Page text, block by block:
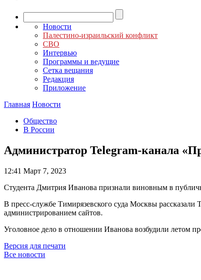
Новости
Палестино-израильский конфликт
СВО
Интервью
Программы и ведущие
Сетка вещания
Редакция
Приложение
Главная Новости
Общество
В России
Администратор Telegram-канала
12:41 Март 7, 2023
Студента Дмитрия Иванова признали виновным в
В пресс-службе Тимирязевского суда Москвы
администрированием сайтов.
Уголовное дело в отношении Иванова возбудили летом
Версия для печати
Все новости